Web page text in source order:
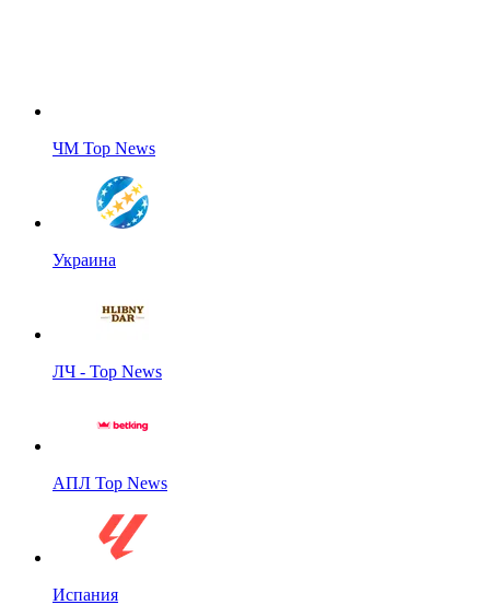
ЧМ Top News
Украина
ЛЧ - Top News
АПЛ Top News
Испания